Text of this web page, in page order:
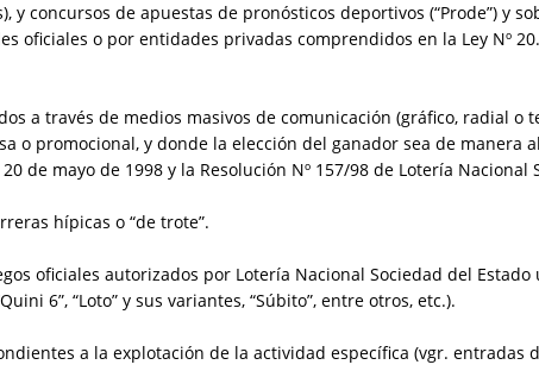
y concursos de apuestas de pronósticos deportivos (“Prode”) y
oficiales o por entidades privadas comprendidos en la Ley Nº
a través de medios masivos de comunicación (gráfico, radial o
o promocional, y donde la elección del ganador sea de manera
de mayo de 1998 y la Resolución Nº 157/98 de Lotería Nacional
hípicas o “de trote”.
oficiales autorizados por Lotería Nacional Sociedad del Estado
6”, “Loto” y sus variantes, “Súbito”, entre otros, etc.).
a la explotación de la actividad específica (vgr. entradas